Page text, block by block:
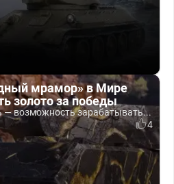
мрамор» в Мире
золото за победы
— возможность зарабатывать...
4